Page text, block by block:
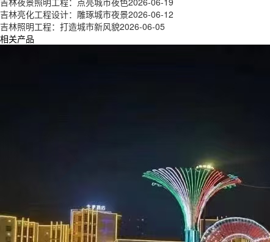
吉林亮化工程设计：雕琢城市夜景2026-06-12
吉林照明工程：打造城市新风貌2026-06-05
相关产品